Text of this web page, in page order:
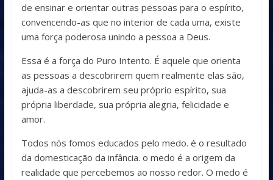
de ensinar e orientar outras pessoas para o espírito,
convencendo-as que no interior de cada uma, existe
uma força poderosa unindo a pessoa a Deus.
Essa é a força do Puro Intento. É aquele que orienta
as pessoas a descobrirem quem realmente elas são,
ajuda-as a descobrirem seu próprio espírito, sua
própria liberdade, sua própria alegria, felicidade e
amor.
Todos nós fomos educados pelo medo. é o resultado
da domesticação da infância. o medo é a origem da
realidade que percebemos ao nosso redor. O medo é